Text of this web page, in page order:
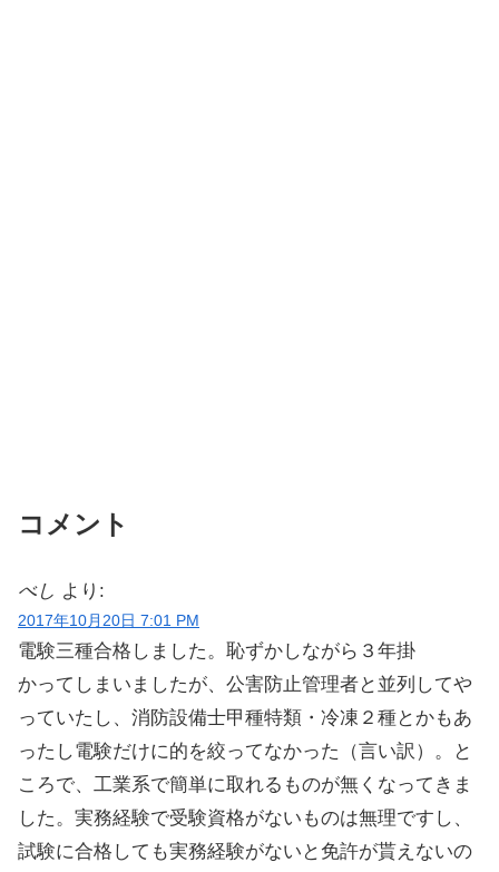
コメント
べし より:
2017年10月20日 7:01 PM
電験三種合格しました。恥ずかしながら３年掛
かってしまいましたが、公害防止管理者と並列してや
っていたし、消防設備士甲種特類・冷凍２種とかもあ
ったし電験だけに的を絞ってなかった（言い訳）。と
ころで、工業系で簡単に取れるものが無くなってきま
した。実務経験で受験資格がないものは無理ですし、
試験に合格しても実務経験がないと免許が貰えないの